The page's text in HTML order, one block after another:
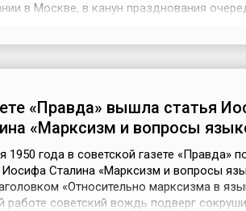
в Москве, в канун празднования
будет символизировать око...
«Правда» вышла статья
«Марксизм и вопросы
1950 года в советской газете «Правда»
Иосифа Сталина «Марксизм и вопросы
«Относительно марксизма в
работе советский вождь подверг